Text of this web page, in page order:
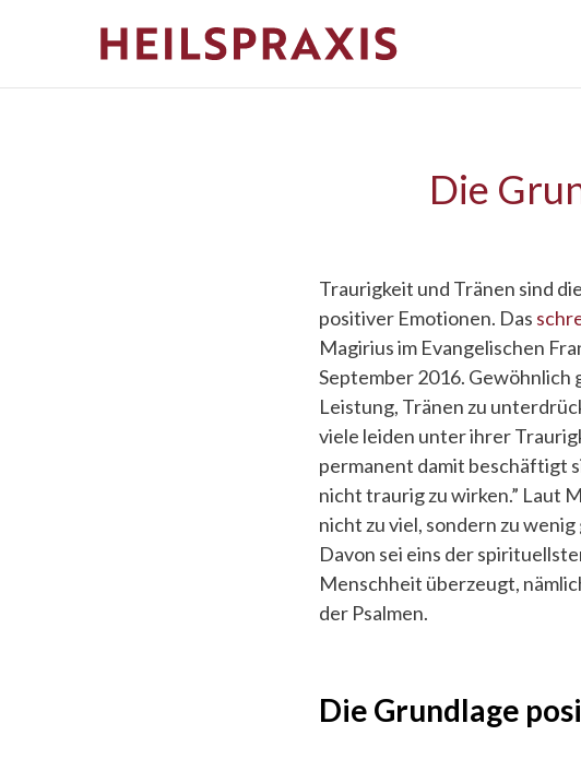
Die
Traurigkeit und Tränen sind
positiver Emotionen. Das
Magirius im Evangelischen
September 2016. Gewöhnlich
Leistung, Tränen zu
viele leiden unter ihrer
permanent damit beschäftigt
nicht traurig zu wirken.” Laut
nicht zu viel, sondern zu
Davon sei eins der
Menschheit überzeugt,
der Psalmen.
Die Grundlage